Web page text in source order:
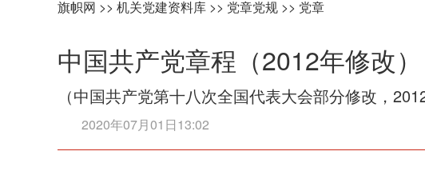
旗帜网 >> 机关党建资料库 >> 党章党规 >> 党章
中国共产党章程（2012年修改）
（中国共产党第十八次全国代表大会部分修改，
2020年07月01日13:02